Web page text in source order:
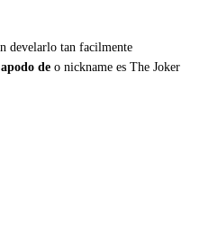
develarlo tan facilmente
apodo de o nickname es The Joker